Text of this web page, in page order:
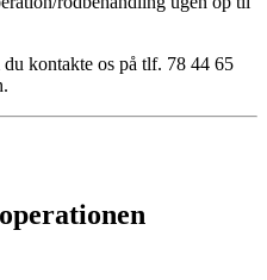
kontakte os på tlf. 78 44 65